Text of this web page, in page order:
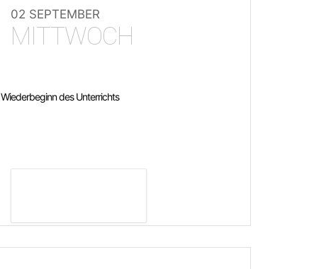
02 SEPTEMBER
MITTWOCH
Wiederbeginn des Unterrichts